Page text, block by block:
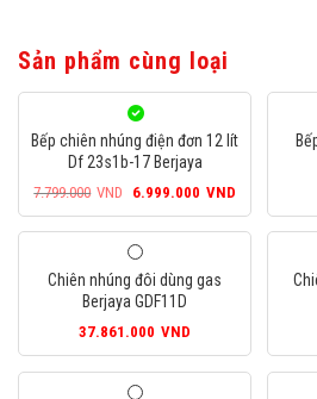
Sản phẩm cùng loại
Bếp chiên nhúng điện đơn 12 lít
Df 23s1b-17 Berjaya
7.799.000 VND
Giá
gốc
là:
7.799.000VND.
6.999.000 VND
hiện
tại
Chiên nhúng đôi dùng gas
Berjaya GDF11D
37.861.000 VND